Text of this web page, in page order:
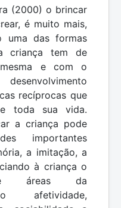
(2000) o brincar
é muito mais,
uma das formas
criança tem de
mesma e com o
recíprocas que
toda sua vida.
a criança pode
importantes
a imitação, a
à criança o
de áreas da
afetividade,